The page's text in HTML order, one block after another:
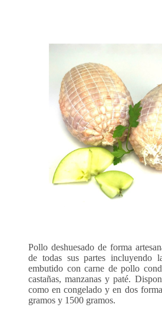
Pollo deshuesado de forma
de todas sus partes incluyendo
embutido con carne de pollo
castañas, manzanas y paté.
como en congelado y en dos
gramos y 1500 gramos.